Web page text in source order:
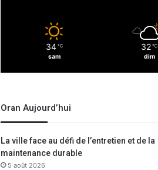
34 ℃
sam
32 ℃
dim
Oran Aujourd’hui
La ville face au défi de l’entretien et de la
maintenance durable
5 août 2026